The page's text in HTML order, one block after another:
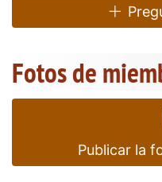
Fotos de
Publicar la